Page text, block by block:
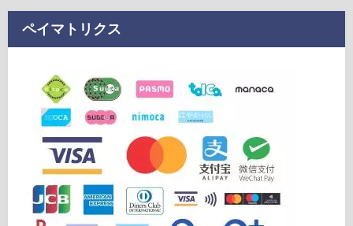
ペイマトリクス